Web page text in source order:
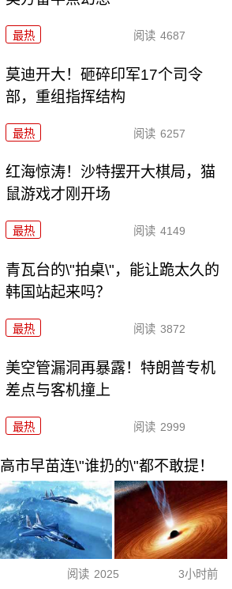
最热 阅读 4687
莫迪开大！砸碎印军17个司令
部，重组指挥结构
最热 阅读 6257
红海惊涛！沙特摆开大棋局，猫
鼠游戏才刚开场
最热 阅读 4149
青瓦台的\"拍桌\"，能让跪太久的
韩国站起来吗？
最热 阅读 3872
美空管漏洞再暴露！特朗普专机
差点与客机撞上
最热 阅读 2999
市早苗连\"谁扔的\"都不敢提！
阅读 2025 3小时前